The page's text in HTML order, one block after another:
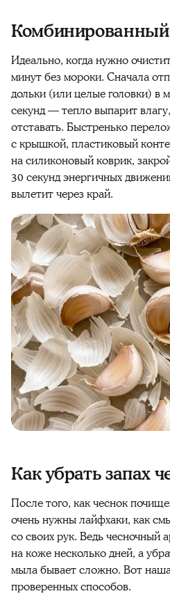
Комбинированный
Идеально, когда нужно
минут без мороки. Сначала
дольки (или целые головки) в
секунд — тепло выпарит
отставать. Быстренько
с крышкой, пластиковый
на силиконовый коврик,
30 секунд энергичных
вылетит через край.
Как убрать запах
После того, как чеснок
очень нужны лайфхаки, как
со своих рук. Ведь чесночный
на коже несколько дней, а
мыла бывает сложно. Вот
проверенных способов.